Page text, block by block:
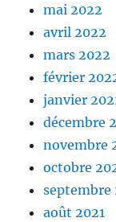
mai 2022
avril 2022
mars 2022
février
janvier
décembre
novembre
octobre
septembre
août 2021